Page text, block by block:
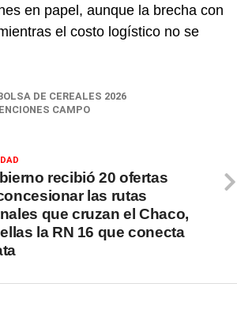
en papel, aunque la brecha con
el costo logístico no se
DE CEREALES 2026
CAMPO
recibió 20 ofertas
las rutas
que cruzan el Chaco,
la RN 16 que conecta